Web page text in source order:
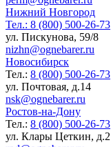
Нижний Новгород
Тел.: 8 (800) 500-26-73
ул. Пискунова, 59/8
nizhn@ognebarer.ru
Новосибирск
Тел.: 8 (800) 500-26-73
ул. Почтовая, д.14
nsk@ognebarer.ru
Ростов-на-Дону
Тел.: 8 (800) 500-26-73
ул. Клары Цеткин, д.2